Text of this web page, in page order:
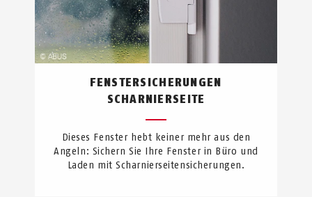
FENSTERSICHERUNGEN
SCHARNIERSEITE
Dieses Fenster hebt keiner mehr aus den
Angeln: Sichern Sie Ihre Fenster in Büro und
Laden mit Scharnierseitensicherungen.